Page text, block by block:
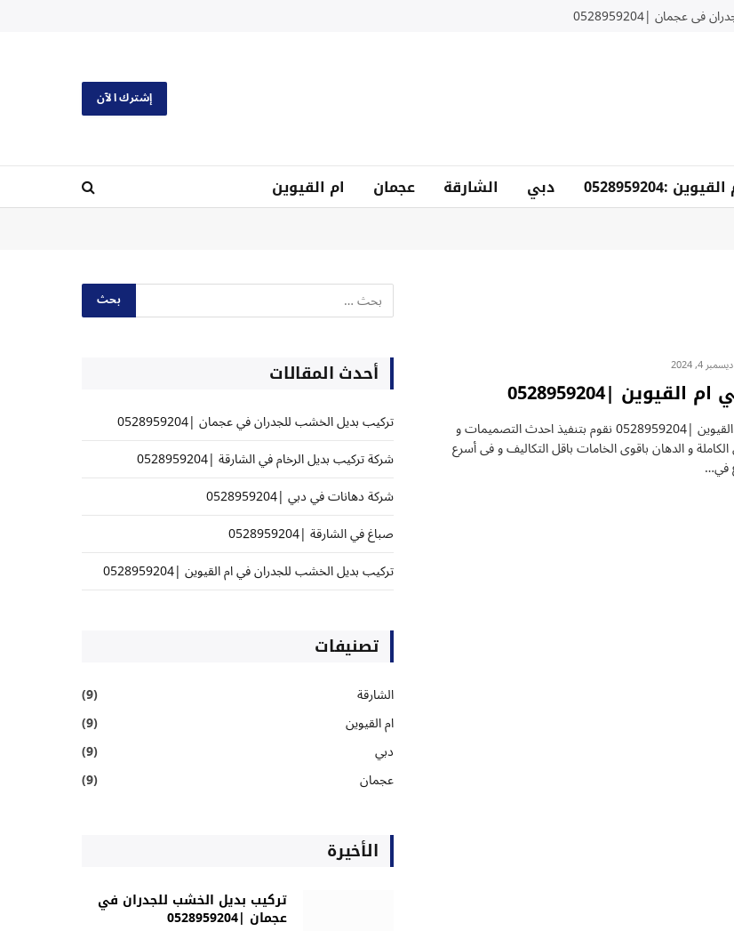
عجمان |0528959204
إشترك الآن
دبي الشارقة عجمان ام القيوين
ديسمبر 4, 2024
|0528959204
صباغ في ام القيوين |0528959204 نقوم بتنفيذ احدث التصميمات و
الكاملة و الدهان باقوى الخامات باقل التكاليف و فى أسرع
في…
أحدث المقالات
تركيب بديل الخشب للجدران في عجمان |0528959204
شركة تركيب بديل الرخام في الشارقة |0528959204
شركة دهانات في دبي |0528959204
صباغ في الشارقة |0528959204
تركيب بديل الخشب للجدران في ام القيوين |0528959204
تصنيفات
الشارقة
(9)
ام القيوين
(9)
دبي
(9)
عجمان
(9)
الأخيرة
تركيب بديل الخشب للجدران في
عجمان |0528959204